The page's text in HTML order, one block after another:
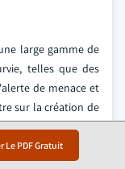
Le PDF Gratuit
large gamme de
telles que des
de menace et
sur la création de
de s'adapter. BAE
de défense de